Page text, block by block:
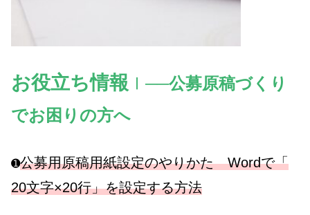
お役立ち情報 Ⅰ──公募原稿づくり
でお困りの方へ
➊公募用原稿用紙設定のやりかた Wordで「
20文字×20行」を設定する方法